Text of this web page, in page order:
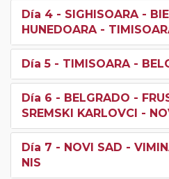
Día 4 - SIGHISOARA -
HUNEDOARA -
Día 5 - TIMISOARA -
Día 6 - BELGRADO -
SREMSKI KARLOVCI -
Día 7 - NOVI SAD -
NIS